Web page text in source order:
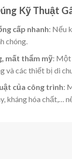
Kỹ Thuật
cấp nhanh: Nếu
chóng.
mất thẩm mỹ: Một
và các thiết bị di
của công trình:
kháng hóa chất,…